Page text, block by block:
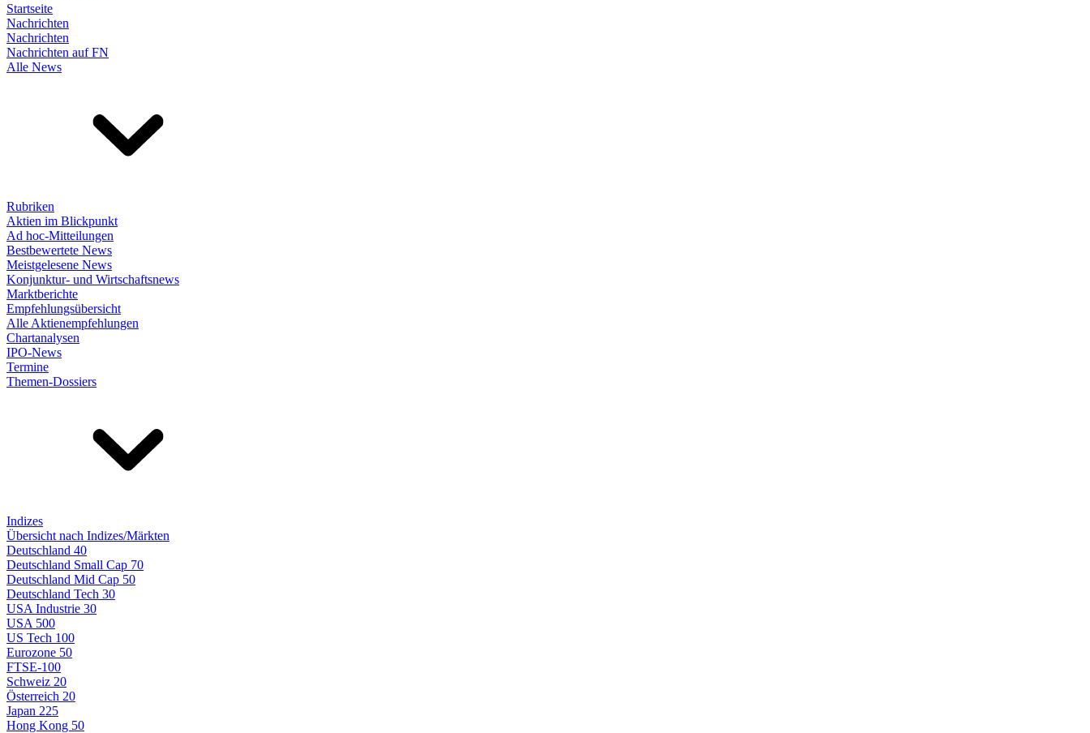
Startseite
Nachrichten
Nachrichten
Nachrichten auf FN
Alle News
Rubriken
Aktien im Blickpunkt
Ad hoc-Mitteilungen
Bestbewertete News
Meistgelesene News
Konjunktur- und Wirtschaftsnews
Marktberichte
Empfehlungsübersicht
Alle Aktienempfehlungen
Chartanalysen
IPO-News
Termine
Themen-Dossiers
Indizes
Übersicht nach Indizes/Märkten
Deutschland 40
Deutschland Small Cap 70
Deutschland Mid Cap 50
Deutschland Tech 30
USA Industrie 30
USA 500
US Tech 100
Eurozone 50
FTSE-100
Schweiz 20
Österreich 20
Japan 225
Hong Kong 50